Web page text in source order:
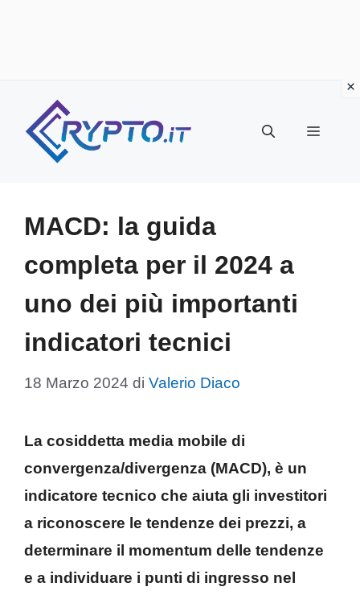
contenuto
Menu
MACD: la guida
completa per il 2024 a
uno dei più importanti
indicatori tecnici
18 Marzo 2024 di Valerio Diaco
La cosiddetta media mobile di
convergenza/divergenza (MACD), è un
indicatore tecnico che aiuta gli investitori
a riconoscere le tendenze dei prezzi, a
determinare il momentum delle tendenze
e a individuare i punti di ingresso nel